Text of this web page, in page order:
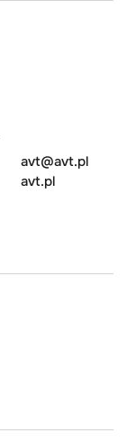
avt@avt.pl
avt.pl